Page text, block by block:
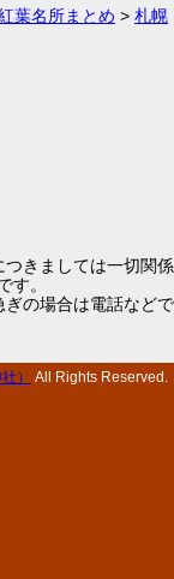
葉名所まとめ > 札幌
きましては一切関係
す。
の場合は電話などで
） All Rights Reserved.